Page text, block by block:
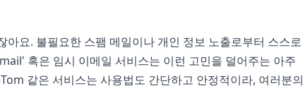
요. 불필요한 스팸 메일이나 개인 정보 노출로부터 스스로
혹은 임시 이메일 서비스는 이런 고민을 덜어주는 아주
같은 서비스는 사용법도 간단하고 안정적이라, 여러분의